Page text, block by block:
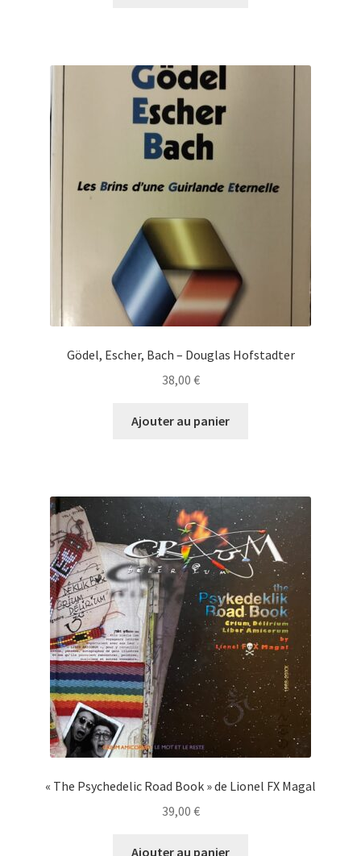
Gödel, Escher, Bach – Douglas Hofstadter
38,00 €
Ajouter au panier
« The Psychedelic Road Book » de Lionel FX Magal
39,00 €
Ajouter au panier